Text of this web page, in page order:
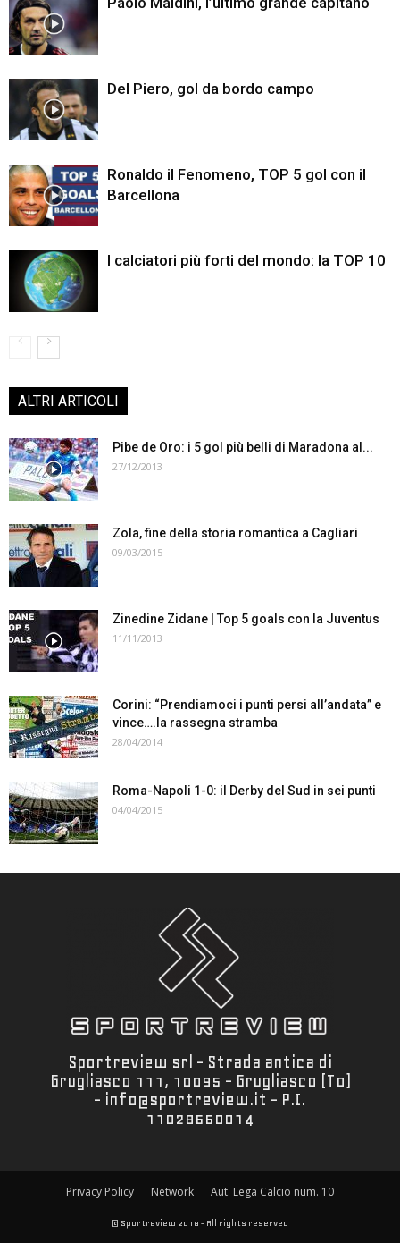
Del Piero, gol da bordo campo
Ronaldo il Fenomeno, TOP 5 gol con il
Barcellona
I calciatori più forti del mondo: la TOP 10
ALTRI ARTICOLI
Pibe de Oro: i 5 gol più belli di Maradona al...
27/12/2013
Zola, fine della storia romantica a Cagliari
09/03/2015
Zinedine Zidane | Top 5 goals con la Juventus
11/11/2013
Corini: “Prendiamoci i punti persi all’andata” e
vince….la rassegna stramba
28/04/2014
Roma-Napoli 1-0: il Derby del Sud in sei punti
04/04/2015
Sportreview srl - Strada antica di
Grugliasco 111, 10095 - Grugliasco (To)
- info@sportreview.it - P.I.
11028660014
Privacy Policy Network Aut. Lega Calcio num. 10
© Sportreview 2018 - All rights reserved